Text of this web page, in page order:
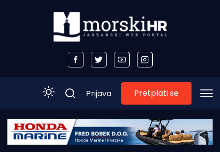
Početna
Prijava Pretplati se